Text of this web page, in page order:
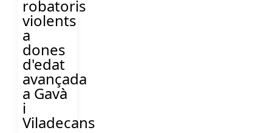
robatoris
violents
a
dones
d'edat
avançada
a Gavà
i
Viladecans